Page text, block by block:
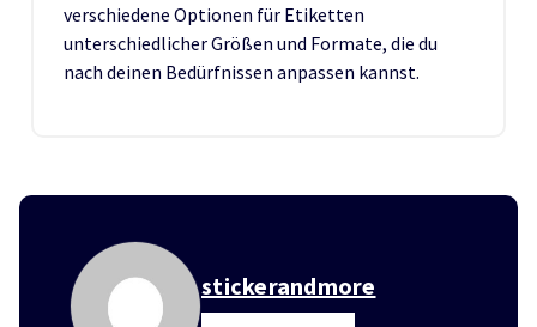
verschiedene Optionen für Etiketten
unterschiedlicher Größen und Formate, die du
nach deinen Bedürfnissen anpassen kannst.
stickerandmore